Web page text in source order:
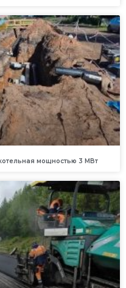
мощностью 3 МВт